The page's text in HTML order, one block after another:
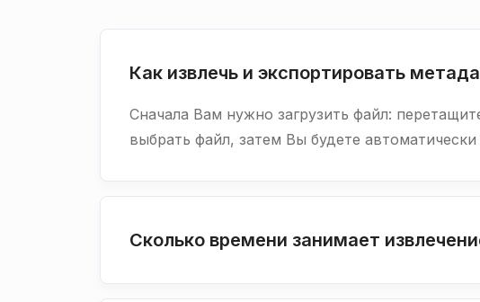
Как извлечь и экспортировать
Сначала Вам нужно загрузить файл:
выбрать файл, затем Вы будете
Сколько времени занимает